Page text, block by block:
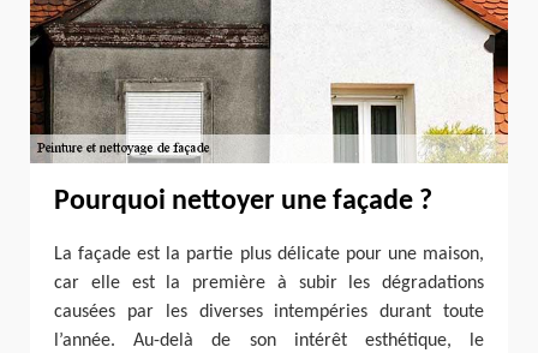
Pourquoi nettoyer une façade ?
La façade est la partie plus délicate pour une maison,
car elle est la première à subir les dégradations
causées par les diverses intempéries durant toute
l’année. Au-delà de son intérêt esthétique, le